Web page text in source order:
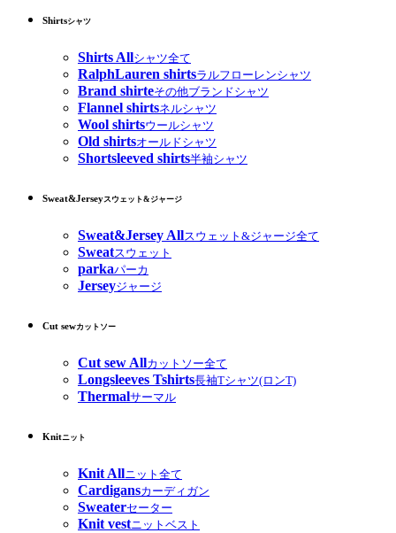
Shirtsシャツ
Shirts Allシャツ全て
RalphLauren shirtsラルフローレンシャツ
Brand shirteその他ブランドシャツ
Flannel shirtsネルシャツ
Wool shirtsウールシャツ
Old shirtsオールドシャツ
Shortsleeved shirts半袖シャツ
Sweat&Jerseyスウェット&ジャージ
Sweat&Jersey Allスウェット&ジャージ全て
Sweatスウェット
parkaパーカ
Jerseyジャージ
Cut sewカットソー
Cut sew Allカットソー全て
Longsleeves Tshirts長袖Tシャツ(ロンT)
Thermalサーマル
Knitニット
Knit Allニット全て
Cardigansカーディガン
Sweaterセーター
Knit vestニットベスト